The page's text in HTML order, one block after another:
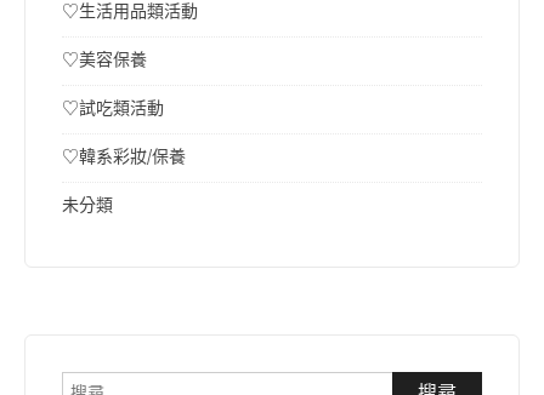
♡生活用品類活動
♡美容保養
♡試吃類活動
♡韓系彩妝/保養
未分類
搜